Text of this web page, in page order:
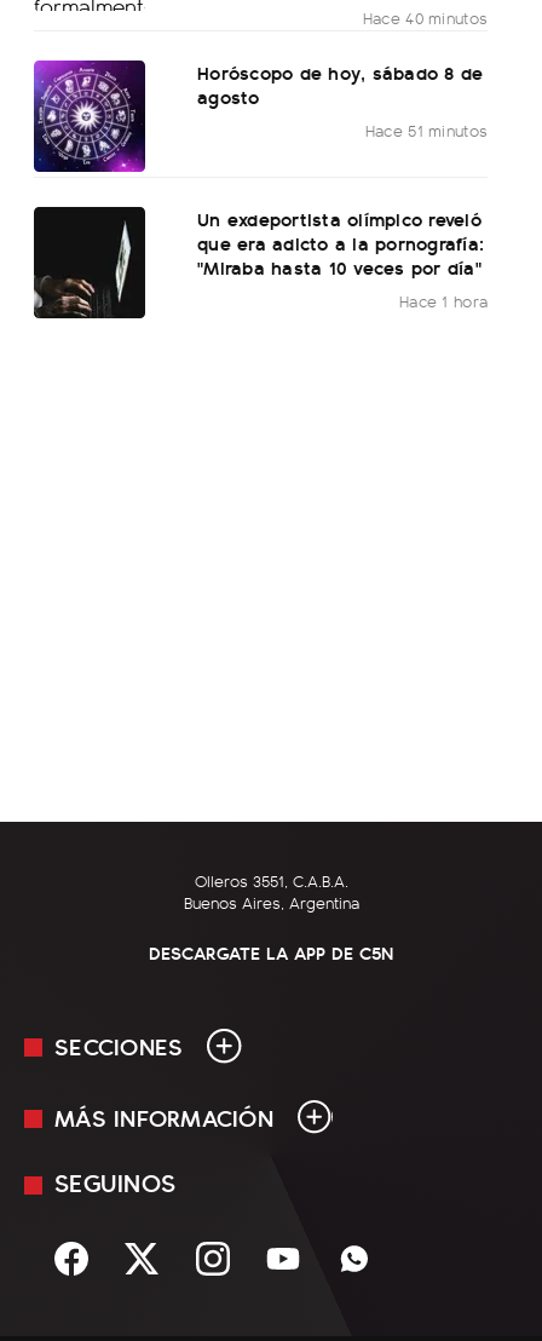
Hace 40 minutos
Horóscopo de hoy, sábado 8 de
agosto
Hace 51 minutos
Un exdeportista olímpico reveló
que era adicto a la pornografía:
"Miraba hasta 10 veces por día"
Hace 1 hora
Olleros 3551, C.A.B.A.
Buenos Aires, Argentina
DESCARGATE LA APP DE C5N
SECCIONES
En Vivo
Sociedad
MÁS INFORMACIÓN
Mediakit
Términos y condiciones
SEGUINOS